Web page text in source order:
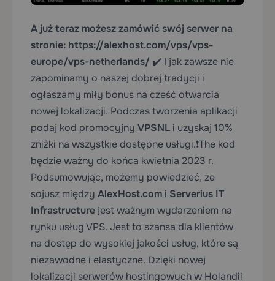
A już teraz możesz zamówić swój serwer na
stronie: https://alexhost.com/vps/vps-
europe/vps-netherlands/ ✔️ I jak zawsze nie
zapominamy o naszej dobrej tradycji i
ogłaszamy miły bonus na cześć otwarcia
nowej lokalizacji. Podczas tworzenia aplikacji
podaj kod promocyjny VPSNL i uzyskaj 10%
zniżki na wszystkie dostępne usługi.❗️The kod
będzie ważny do końca kwietnia 2023 r.
Podsumowując, możemy powiedzieć, że
sojusz między AlexHost.com i Serverius IT
Infrastructure jest ważnym wydarzeniem na
rynku usług VPS. Jest to szansa dla klientów
na dostęp do wysokiej jakości usług, które są
niezawodne i elastyczne. Dzięki nowej
lokalizacji serwerów hostingowych w Holandii